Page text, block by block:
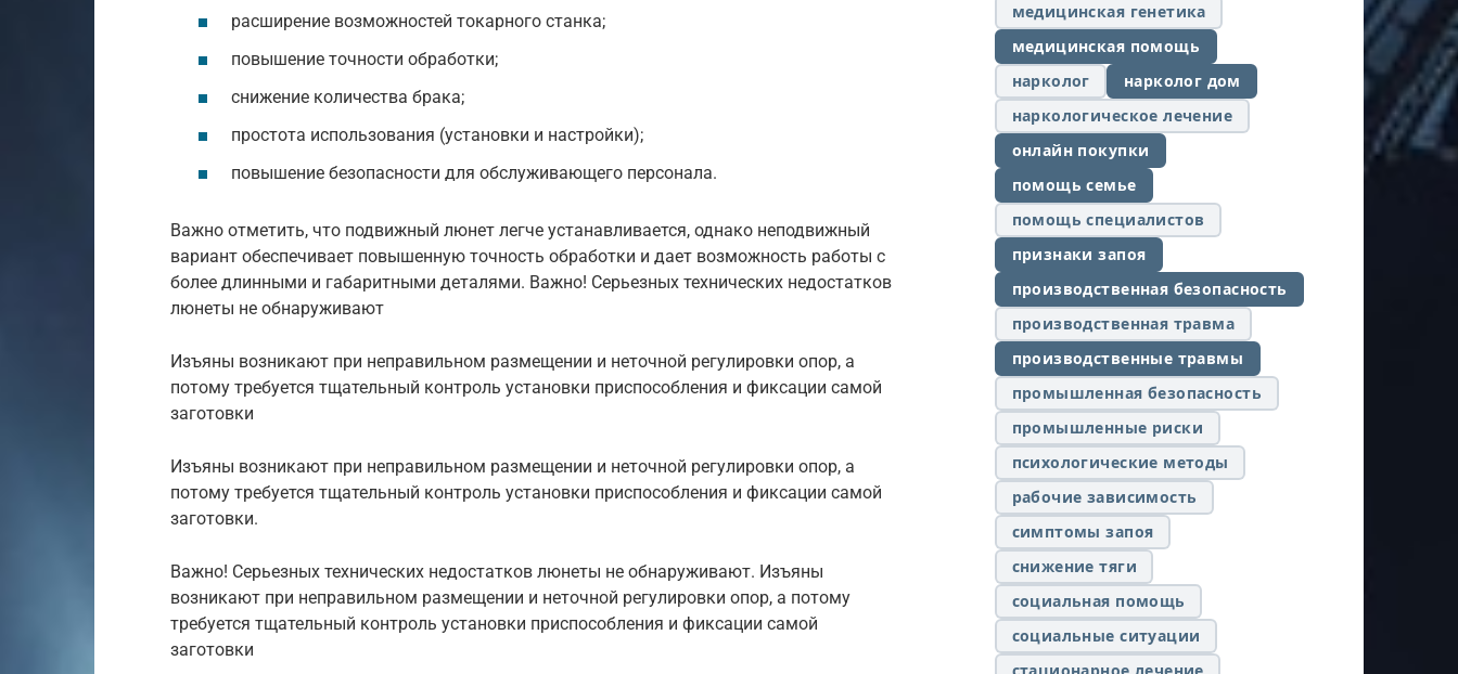
расширение возможностей токарного станка;
повышение точности обработки;
снижение количества брака;
простота использования (установки и настройки);
повышение безопасности для обслуживающего персонала.
Важно отметить, что подвижный люнет легче устанавливается, однако неподвижный
вариант обеспечивает повышенную точность обработки и дает возможность работы с
более длинными и габаритными деталями. Важно! Серьезных технических недостатков
люнеты не обнаруживают
Изъяны возникают при неправильном размещении и неточной регулировки опор, а
потому требуется тщательный контроль установки приспособления и фиксации самой
заготовки
Изъяны возникают при неправильном размещении и неточной регулировки опор, а
потому требуется тщательный контроль установки приспособления и фиксации самой
заготовки.
Важно! Серьезных технических недостатков люнеты не обнаруживают. Изъяны
возникают при неправильном размещении и неточной регулировки опор, а потому
требуется тщательный контроль установки приспособления и фиксации самой
заготовки
медицинская генетика
медицинская помощь
нарколог
нарколог дом
наркологическое лечение
онлайн покупки
помощь семье
помощь специалистов
признаки запоя
производственная безопасность
производственная травма
производственные травмы
промышленная безопасность
промышленные риски
психологические методы
рабочие зависимость
симптомы запоя
снижение тяги
социальная помощь
социальные ситуации